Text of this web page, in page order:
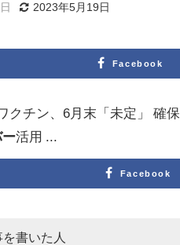
2023年5月19日
Facebook
クチン、6月末「未定」 確
ー活用 ...
Facebook
書いた人